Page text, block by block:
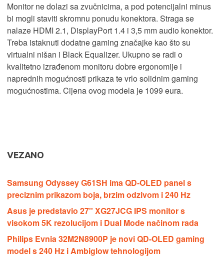
Monitor ne dolazi sa zvučnicima, a pod potencijalni minus
bi mogli staviti skromnu ponudu konektora. Straga se
nalaze HDMI 2.1, DisplayPort 1.4 i 3,5 mm audio konektor.
Treba istaknuti dodatne gaming značajke kao što su
virtualni nišan i Black Equalizer. Ukupno se radi o
kvalitetno izrađenom monitoru dobre ergonomije i
naprednih mogućnosti prikaza te vrlo solidnim gaming
mogućnostima. Cijena ovog modela je 1099 eura.
VEZANO
Samsung Odyssey G61SH ima QD-OLED panel s
preciznim prikazom boja, brzim odzivom i 240 Hz
Asus je predstavio 27'' XG27JCG IPS monitor s
visokom 5K rezolucijom i Dual Mode načinom rada
Philips Evnia 32M2N8900P je novi QD-OLED gaming
model s 240 Hz i Ambiglow tehnologijom